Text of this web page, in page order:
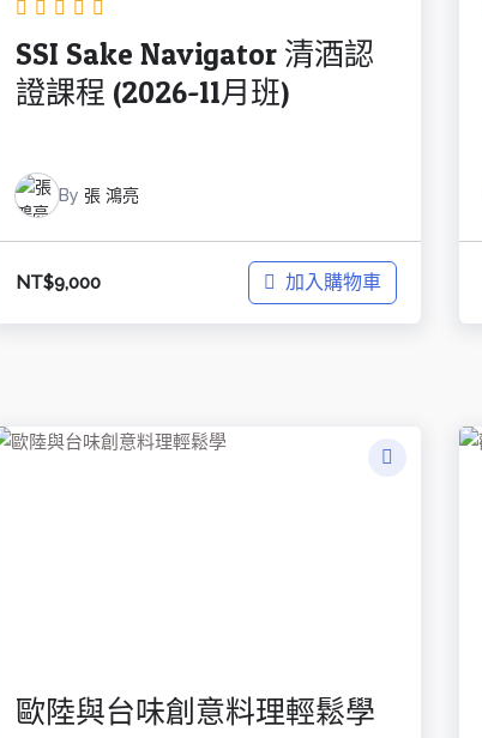
SSI Sake Navigator 清酒認
證課程 (2026-11月班)
By 張 鴻亮
NT$9,000 加入購物車
歐陸與台味創意料理輕鬆學